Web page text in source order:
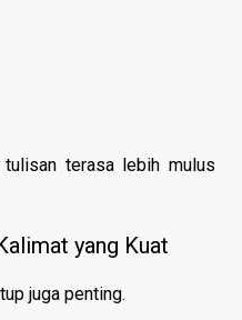
terasa lebih mulus
yang Kuat
juga penting.